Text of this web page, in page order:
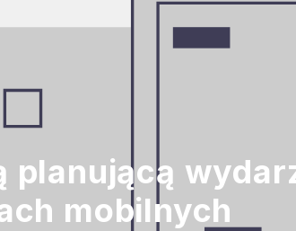
planującą
mobilnych